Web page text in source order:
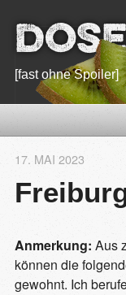
[fast ohne Spoiler]
17. MAI 2023
Anmerkung: Aus
können die
gewohnt. Ich